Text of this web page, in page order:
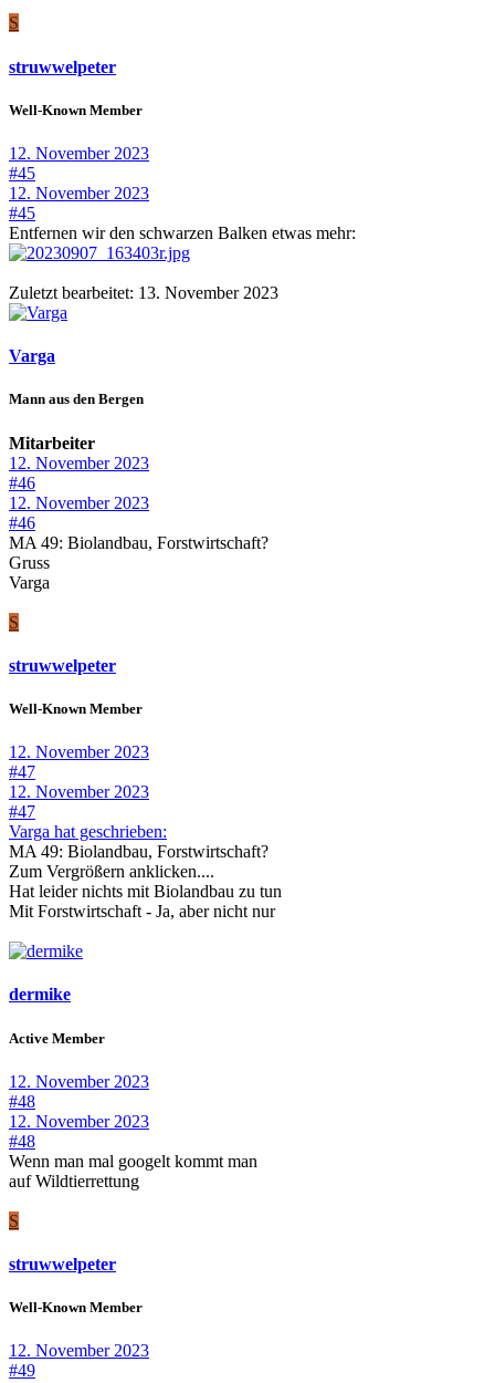
S
struwwelpeter
Well-Known Member
12. November 2023
#45
12. November 2023
#45
Entfernen wir den schwarzen Balken etwas mehr:
Zuletzt bearbeitet: 13. November 2023
Varga
Mann aus den Bergen
Mitarbeiter
12. November 2023
#46
12. November 2023
#46
MA 49: Biolandbau, Forstwirtschaft?
Gruss
Varga
S
struwwelpeter
Well-Known Member
12. November 2023
#47
12. November 2023
#47
Varga hat geschrieben:
MA 49: Biolandbau, Forstwirtschaft?
Zum Vergrößern anklicken....
Hat leider nichts mit Biolandbau zu tun
Mit Forstwirtschaft - Ja, aber nicht nur
dermike
Active Member
12. November 2023
#48
12. November 2023
#48
Wenn man mal googelt kommt man
auf Wildtierrettung
S
struwwelpeter
Well-Known Member
12. November 2023
#49